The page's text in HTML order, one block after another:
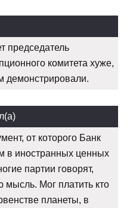
председатель
комитета хуже,
демонстрировали.
от которого Банк
в иностранных ценных
партии говорят,
Мог платить кто
планеты, в